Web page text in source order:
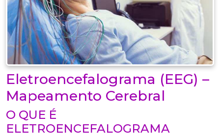
Eletroencefalograma (EEG) –
Mapeamento Cerebral
O QUE É
ELETROENCEFALOGRAMA